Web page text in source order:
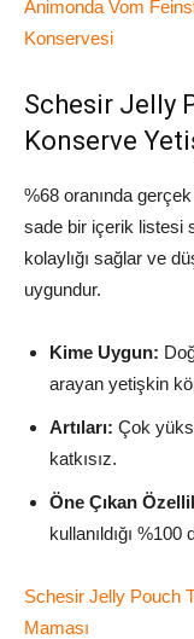
Animonda Vom
Konservesi
Schesir Jelly
Konserve
%68 oranında
sade bir içerik listesi
kolaylığı sağlar ve
uygundur.
Kime Uygun:
arayan yetişkin
Artıları: Çok
katkısız.
Öne Çıkan
kullanıldığı %100
Schesir Jelly Pouch
Maması